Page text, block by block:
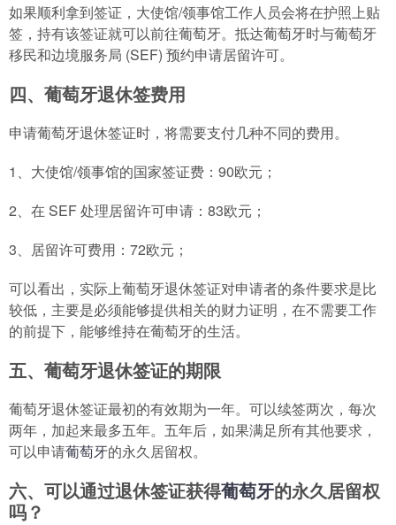
如果顺利拿到签证，大使馆/领事馆工作人员会将在护照上贴
签，持有该签证就可以前往葡萄牙。抵达葡萄牙时与葡萄牙
移民和边境服务局 (SEF) 预约申请居留许可。
四、葡萄牙退休签费用
申请葡萄牙退休签证时，将需要支付几种不同的费用。
1、大使馆/领事馆的国家签证费：90欧元；
2、在 SEF 处理居留许可申请：83欧元；
3、居留许可费用：72欧元；
可以看出，实际上葡萄牙退休签证对申请者的条件要求是比
较低，主要是必须能够提供相关的财力证明，在不需要工作
的前提下，能够维持在葡萄牙的生活。
五、葡萄牙退休签证的期限
葡萄牙退休签证最初的有效期为一年。可以续签两次，每次
两年，加起来最多五年。五年后，如果满足所有其他要求，
可以申请葡萄牙的永久居留权。
六、可以通过退休签证获得葡萄牙的永久居留权
吗？